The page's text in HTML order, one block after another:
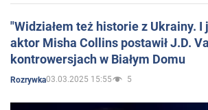
"Widziałem też historie z Ukrainy.
aktor Misha Collins postawił J.D.
kontrowersjach w Białym Domu
Rozrywka03.03.2025 15:55 5